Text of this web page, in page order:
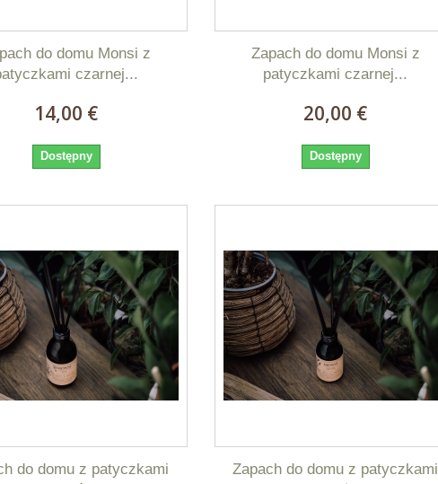
do domu Monsi z
czarnej...
14,00 €
Dostępny
Zapach do domu Monsi z
patyczkami czarnej...
20,00 €
Dostępny
do domu z patyczkami
Zapach do domu z patyczkami